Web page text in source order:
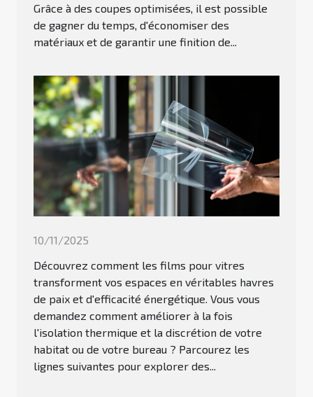
Grâce à des coupes optimisées, il est possible
de gagner du temps, d'économiser des
matériaux et de garantir une finition de...
10/11/2025
Découvrez comment les films pour vitres
transforment vos espaces en véritables havres
de paix et d'efficacité énergétique. Vous vous
demandez comment améliorer à la fois
l'isolation thermique et la discrétion de votre
habitat ou de votre bureau ? Parcourez les
lignes suivantes pour explorer des...